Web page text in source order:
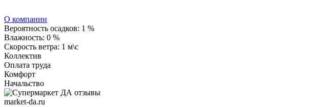
О компании
Вероятность осадков: 1 %
Влажность: 0 %
Скорость ветра: 1 м\с
Коллектив
Оплата труда
Комфорт
Начальство
market-da.ru